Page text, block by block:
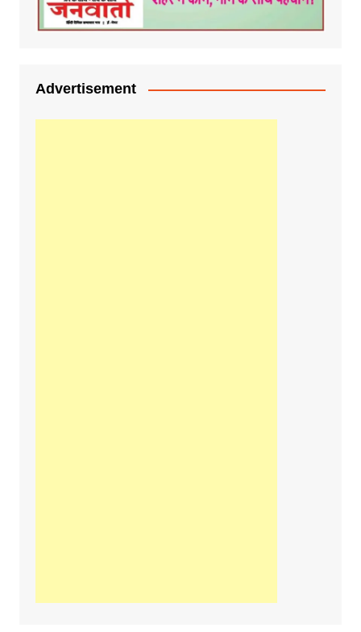
Advertisement